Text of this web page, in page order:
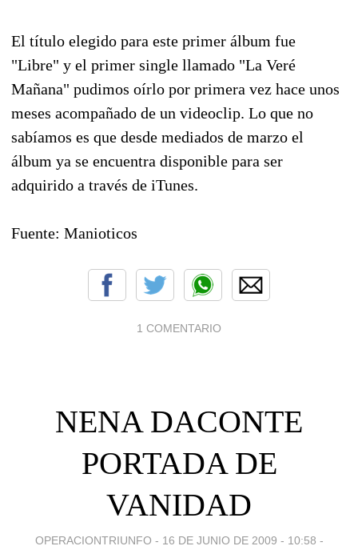
El título elegido para este primer álbum fue
"Libre" y el primer single llamado "La Veré
Mañana" pudimos oírlo por primera vez hace unos
meses acompañado de un videoclip. Lo que no
sabíamos es que desde mediados de marzo el
álbum ya se encuentra disponible para ser
adquirido a través de iTunes.
Fuente: Manioticos
1 COMENTARIO
NENA DACONTE
PORTADA DE
VANIDAD
OPERACIONTRIUNFO - 16 DE JUNIO DE 2009 - 10:58 -